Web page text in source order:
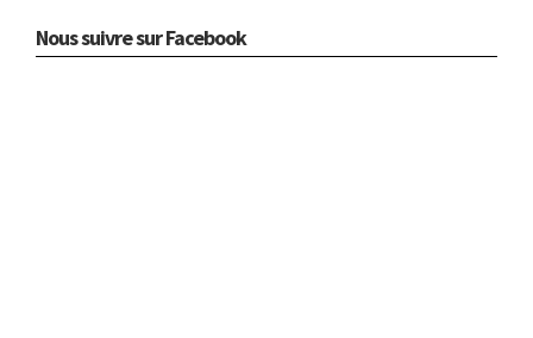
Nous suivre sur Facebook